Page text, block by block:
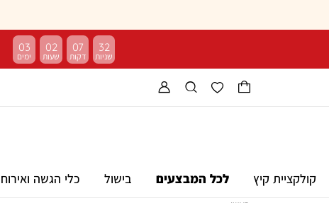
03 02 07 31
קולקציית קיץ לכל המבצעים בישול כלי הגשה ואירוח